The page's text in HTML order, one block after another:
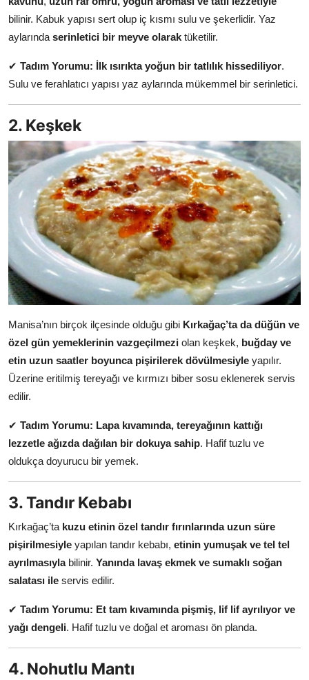
Anne & Bebek Beslenmesi
Mutfak Sırları & Teknikler
Gıda Sözlüğü & Nedir?
Yemek Tarifleri & Menüler
bilinir. Kabuk yapısı sert olup iç kısmı sulu ve şekerlidir. Yaz
aylarında serinletici bir meyve olarak tüketilir.
✔ Tadım Yorumu: İlk ısırıkta yoğun bir tatlılık hissediliyor.
Sulu ve ferahlatıcı yapısı yaz aylarında mükemmel bir serinletici.
2. Keşkek
Manisa’nın birçok ilçesinde olduğu gibi Kırkağaç’ta da düğün ve
özel gün yemeklerinin vazgeçilmezi olan keşkek, buğday ve
etin uzun saatler boyunca pişirilerek dövülmesiyle yapılır.
Üzerine eritilmiş tereyağı ve kırmızı biber sosu eklenerek servis
edilir.
✔ Tadım Yorumu: Lapa kıvamında, tereyağının kattığı
lezzetle ağızda dağılan bir dokuya sahip. Hafif tuzlu ve
oldukça doyurucu bir yemek.
3. Tandır Kebabı
Kırkağaç’ta kuzu etinin özel tandır fırınlarında uzun süre
pişirilmesiyle yapılan tandır kebabı, etinin yumuşak ve tel tel
ayrılmasıylabilinir. Yanında lavaş ekmek ve sumaklı soğan
salatası ile servis edilir.
✔ Tadım Yorumu: Et tam kıvamında pişmiş, lif lif ayrılıyor ve
yağı dengeli. Hafif tuzlu ve doğal et aroması ön planda.
4. Nohutlu Mantı